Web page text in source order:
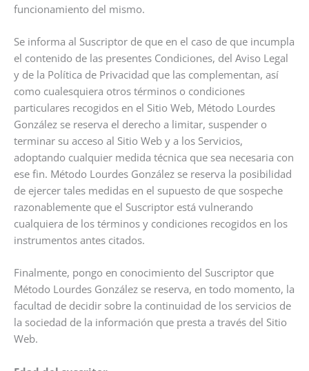
funcionamiento del mismo.
Se informa al Suscriptor de que en el caso de que incumpla
el contenido de las presentes Condiciones, del Aviso Legal
y de la Política de Privacidad que las complementan, así
como cualesquiera otros términos o condiciones
particulares recogidos en el Sitio Web, Método Lourdes
González se reserva el derecho a limitar, suspender o
terminar su acceso al Sitio Web y a los Servicios,
adoptando cualquier medida técnica que sea necesaria con
ese fin. Método Lourdes González se reserva la posibilidad
de ejercer tales medidas en el supuesto de que sospeche
razonablemente que el Suscriptor está vulnerando
cualquiera de los términos y condiciones recogidos en los
instrumentos antes citados.
Finalmente, pongo en conocimiento del Suscriptor que
Método Lourdes González se reserva, en todo momento, la
facultad de decidir sobre la continuidad de los servicios de
la sociedad de la información que presta a través del Sitio
Web.